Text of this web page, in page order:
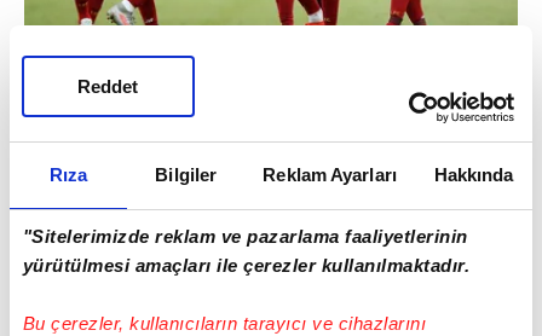
Rıza Bilgiler Reklam Ayarları Hakkında
"Sitelerimizde reklam ve pazarlama faaliyetlerinin
yürütülmesi amaçları ile çerezler kullanılmaktadır.
Bu çerezler, kullanıcıların tarayıcı ve cihazlarını
Reddet
10. Liverpool